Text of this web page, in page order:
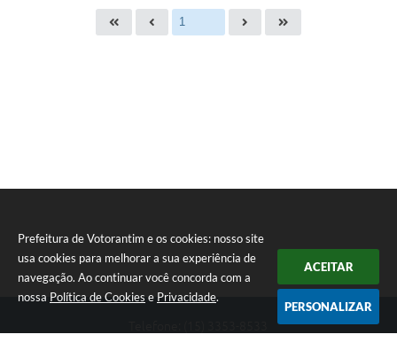
Prefeitura de Votorantim e os cookies: nosso site
usa cookies para melhorar a sua experiência de
navegação. Ao continuar você concorda com a
nossa Política de Cookies e Privacidade.
ACEITAR
PERSONALIZAR